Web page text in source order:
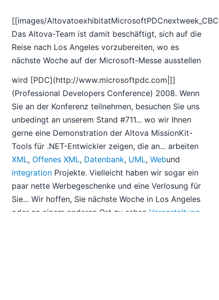
04
05
06
07
09
10
Altova wird nächste Woche auf der Microsoft PDC
ausstellen
Integration im Blick: Erinnern Sie sich noch an gute
Werkzeuge zu einem günstigen Preis?
Zusammenfassung von Oracle OpenWorld 2008
12
2007
[[images/
Das Altova-Team ist damit beschäftigt, sich auf die
Reise nach Los Angeles vorzubereiten, wo es
nächste Woche auf der Microsoft-Messe ausstellen
wird [PDC](http://www.microsoftpdc.com| ]]
(Professional Developers Conference) 2008. Wenn
Sie an der Konferenz teilnehmen, besuchen Sie uns
unbedingt an unserem Stand #711... wo wir Ihnen
gerne eine Demonstration der Altova MissionKit-
Tools für .NET-Entwickler zeigen, die an... arbeiten
XML, Offenes XML, Datenbank, UML, Webund
integration Projekte. Vielleicht haben wir sogar ein
paar nette Werbegeschenke und eine Verlosung für
Sie... Wir hoffen, Sie nächste Woche in Los Angeles
oder an einem anderen Ort zu sehen Veranstaltung